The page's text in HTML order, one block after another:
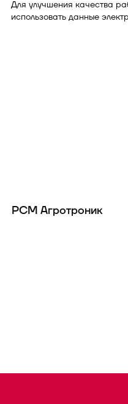
Для улучшения качества
использовать данные
РСМ Агротроник